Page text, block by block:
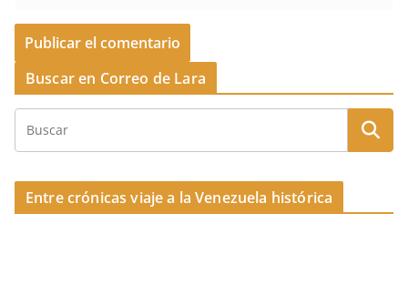
Buscar en Correo de Lara
Entre crónicas viaje a la Venezuela histórica